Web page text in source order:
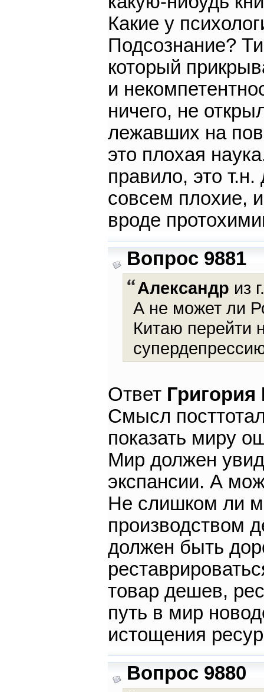
Какие у
Подсознание?
который
и
ничего, не
лежавших на
это плохая
правило, это
совсем плохие,
вроде
Вопрос 9881
Александр из
А не может ли
Китаю перейти
Ответ
Смысл
показать миру
Мир должен
экспансии. А
Не слишком ли
производством
должен быть
товар дешев,
путь в мир
истощения
Вопрос 9880